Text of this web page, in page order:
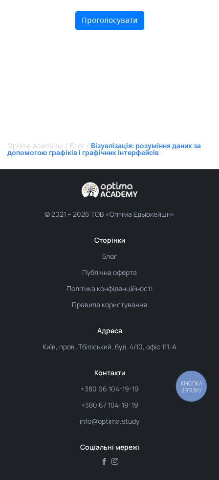
Проголосувати
Optima Academy / Блог / Візуалізація: розуміння даних за
допомогою графіків і графічних інтерфейсів
© 2021 – 2026 ТОВ «Оптіма Едьюкейшн»
Сторінки
Блог
Публічна оферта
Політика конфіденційності
Правила користування
Адреса
Київ, пров. Тбіліський, буд. 4/10, офіс 111-А
Контакти
+380 66 104-19-19
+380 67 104-19-19
info@optima.study
Соціальні мережі
КНОПКА
ЗВ'ЯЗКУ